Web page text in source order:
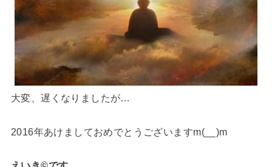
大変、遅くなりましたが…
2016年あけましておめでとうございますm(__)m